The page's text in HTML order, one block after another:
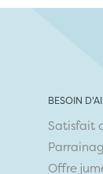
BESOIN
Satisfait
Offre